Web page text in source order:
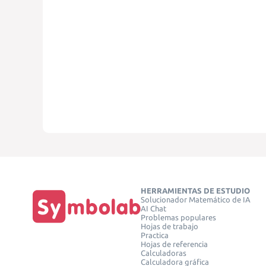
HERRAMIENTAS DE ESTUDIO
Solucionador Matemático de IA
AI Chat
Problemas populares
Hojas de trabajo
Practica
Hojas de referencia
Calculadoras
Calculadora gráfica